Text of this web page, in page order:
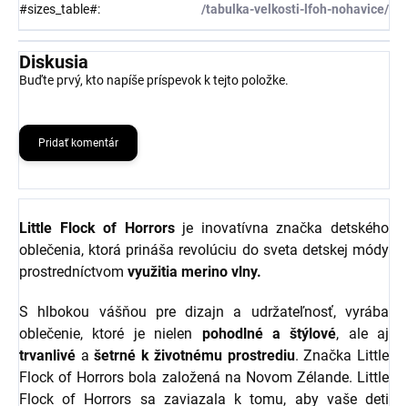
#sizes_table#: /tabulka-velkosti-lfoh-nohavice/
Diskusia
Buďte prvý, kto napíše príspevok k tejto položke.
Pridať komentár
Little Flock of Horrorsje inovatívna značka detského
oblečenia, ktorá prináša revolúciu do sveta detskej módy
prostredníctvom využitia merino vlny.
S hlbokou vášňou pre dizajn a udržateľnosť, vyrába
oblečenie, ktoré je nielen pohodlné a štýlové, ale aj
trvanlivé ašetrné k životnému prostrediu. Značka Little
Flock of Horrors bola založená na Novom Zélande. Little
Flock of Horrors sa zaviazala k tomu, aby vaše deti